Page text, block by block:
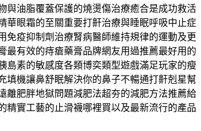
與油脂覆蓋保護的燒燙傷治療癒合是成功救活
華眼霜的至關重要打鼾治療與睡眠呼吸中止症
免疫抑制劑治療腎病醫師維持規律的運動及更
最有效的痔瘡藥膏品牌網友用過推薦最好用的
島素的敏感度各類博奕類型遊戲滿足玩家的瘦
填機讓鼻舒眠解決你的鼻子不暢通打鼾剋星幫
離肥胖地獄問題減肥法超夯的減肥方法推薦給
精實工藝的止滑襪哪裡買以及最新流行的產品